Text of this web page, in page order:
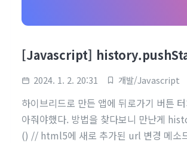
[Javascript]
2024. 1. 2. 20:31 개발/Javascript
하이브리드로 만든 앱에 뒤로가기 버튼
아줘야했다. 방법을 찾다보니 만난게
() // html5에 새로 추가된 url 변경 메